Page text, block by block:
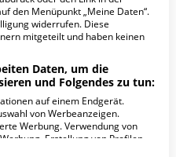
den Menüpunkt „Meine Daten“.
widerrufen. Diese
mitgeteilt und haben keinen
Daten, um die
und Folgendes zu tun:
auf einem Endgerät.
von Werbeanzeigen.
Werbung. Verwendung von
Erstellung von Profilen